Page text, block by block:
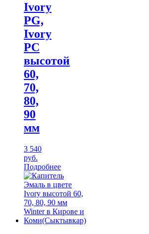
Ivory
PG,
Ivory
PC
высотой
60,
70,
80,
90
мм
3 540
руб.
Подробнее